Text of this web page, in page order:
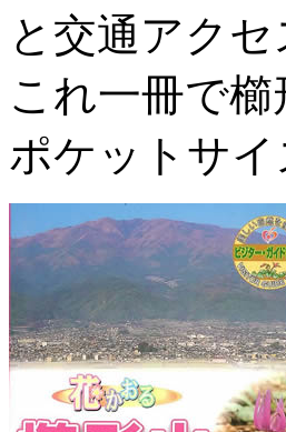
と交通アク
これ一冊で
ポケットサ